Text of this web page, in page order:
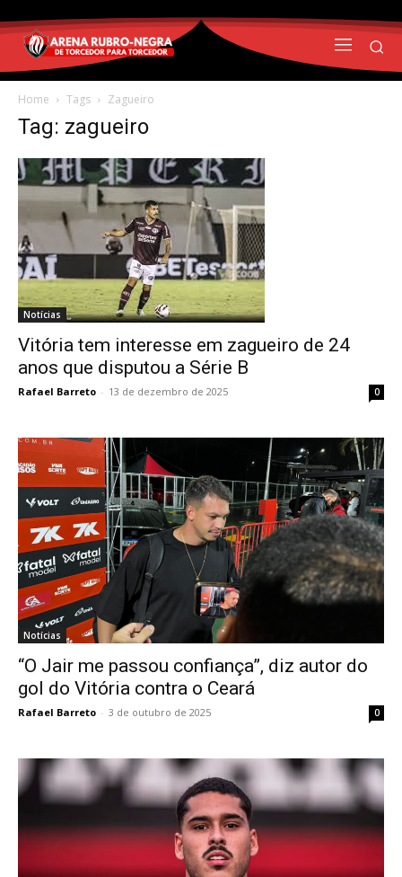
Home Tags Zagueiro
Tag: zagueiro
Notícias
Vitória tem interesse em zagueiro de 24
anos que disputou a Série B
Rafael Barreto - 13 de dezembro de 2025 0
Notícias
“O Jair me passou confiança”, diz autor do
gol do Vitória contra o Ceará
Rafael Barreto - 3 de outubro de 2025 0